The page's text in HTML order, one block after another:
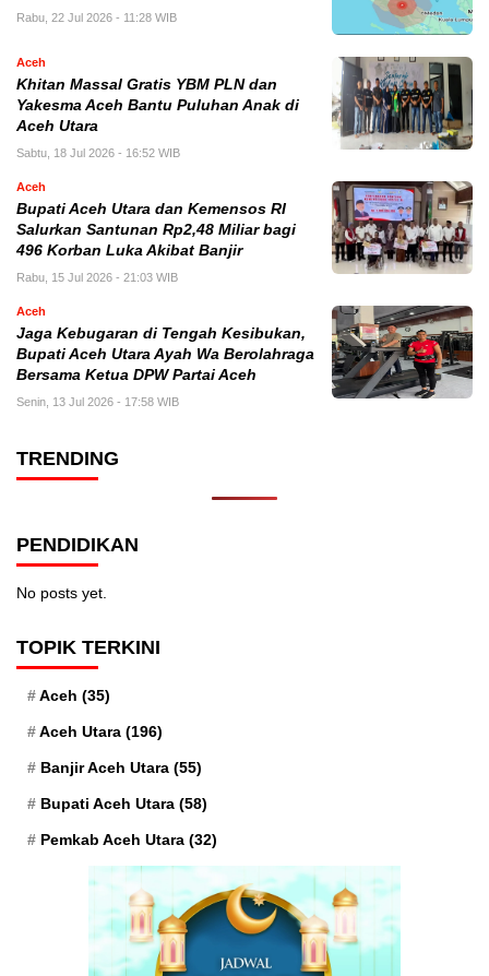
Rabu, 22 Jul 2026 - 11:28 WIB
Aceh
Khitan Massal Gratis YBM PLN dan
Yakesma Aceh Bantu Puluhan Anak di
Aceh Utara
Sabtu, 18 Jul 2026 - 16:52 WIB
Aceh
Bupati Aceh Utara dan Kemensos RI
Salurkan Santunan Rp2,48 Miliar bagi
496 Korban Luka Akibat Banjir
Rabu, 15 Jul 2026 - 21:03 WIB
Aceh
Jaga Kebugaran di Tengah Kesibukan,
Bupati Aceh Utara Ayah Wa Berolahraga
Bersama Ketua DPW Partai Aceh
Senin, 13 Jul 2026 - 17:58 WIB
TRENDING
PENDIDIKAN
No posts yet.
TOPIK TERKINI
Aceh (35)
Aceh Utara (196)
Banjir Aceh Utara (55)
Bupati Aceh Utara (58)
Pemkab Aceh Utara (32)